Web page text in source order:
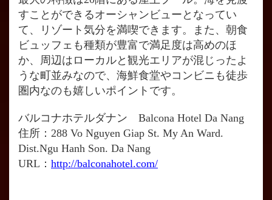
すことができるオーシャンビューとなってい
て、リゾート気分を満喫できます。また、朝食
ビュッフェも種類が豊富で満足度は高めのほ
か、周辺はローカルと観光エリアが混じったよ
うな町並みなので、海鮮食堂やコンビニも徒歩
圏内なのも嬉しいポイントです。
バルコナホテルダナン Balcona Hotel Da Nang
住所：288 Vo Nguyen Giap St. My An Ward.
Dist.Ngu Hanh Son. Da Nang
URL： http://balconahotel.com/